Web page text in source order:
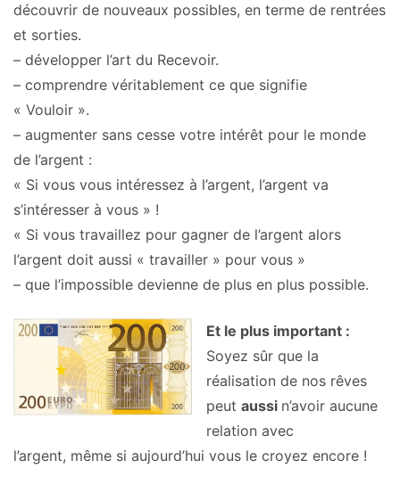
découvrir de nouveaux possibles, en terme de rentrées
et sorties.
– développer l’art du Recevoir.
– comprendre véritablement ce que signifie
« Vouloir ».
– augmenter sans cesse votre intérêt pour le monde
de l’argent :
« Si vous vous intéressez à l’argent, l’argent va
s’intéresser à vous » !
« Si vous travaillez pour gagner de l’argent alors
l’argent doit aussi « travailler » pour vous »
– que l’impossible devienne de plus en plus possible.
Et le plus important :
Soyez sûr que la
réalisation de nos rêves
peut aussi n’avoir aucune
relation avec
l’argent, même si aujourd’hui vous le croyez encore !